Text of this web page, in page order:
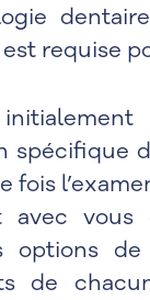
requise
fois
avec
options
de